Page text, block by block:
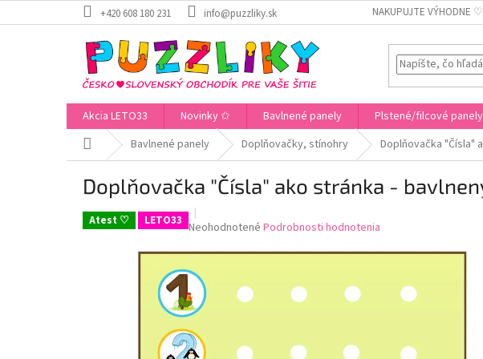
na
+420 608 180 231 info@puzzliky.sk NAKUPUJTE VÝHODNE ♡
Akcia LETO33 Novinky ✩ Bavlnené panely Plstené/filcové
DomovBavlnené panely Doplňovačky, stínohry Doplňovačka "Čísla"
Doplňovačka "Čísla" ako stránka -
Atest ♡ LETO33 Priemerné
produktu
je
0,0
z
5
hviezdičiek.
Neohodnotené Podrobnosti hodnotenia